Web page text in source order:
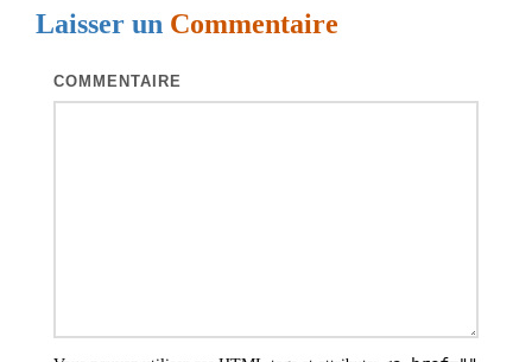
t
Laisser un Commentaire
COMMENTAIRE